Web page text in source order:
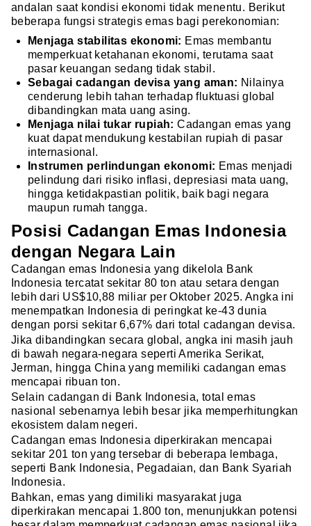
andalan saat kondisi ekonomi tidak menentu. Berikut
beberapa fungsi strategis emas bagi perekonomian:
Menjaga stabilitas ekonomi: Emas membantu
memperkuat ketahanan ekonomi, terutama saat
pasar keuangan sedang tidak stabil.
Sebagai cadangan devisa yang aman: Nilainya
cenderung lebih tahan terhadap fluktuasi global
dibandingkan mata uang asing.
Menjaga nilai tukar rupiah:Cadangan emas yang
kuat dapat mendukung kestabilan rupiah di pasar
internasional.
Instrumen perlindungan ekonomi: Emas menjadi
pelindung dari risiko inflasi, depresiasi mata uang,
hingga ketidakpastian politik, baik bagi negara
maupun rumah tangga.
Posisi Cadangan Emas Indonesia
dengan Negara Lain
Cadangan emas Indonesia yang dikelola Bank
Indonesia tercatat sekitar 80 ton atau setara dengan
lebih dari US$10,88 miliar per Oktober 2025. Angka ini
menempatkan Indonesia di peringkat ke-43 dunia
dengan porsi sekitar 6,67% dari total cadangan devisa.
Jika dibandingkan secara global, angka ini masih jauh
di bawah negara-negara seperti Amerika Serikat,
Jerman, hingga China yang memiliki cadangan emas
mencapai ribuan ton.
Selain cadangan di Bank Indonesia, total emas
nasional sebenarnya lebih besar jika memperhitungkan
ekosistem dalam negeri.
Cadangan emas Indonesia diperkirakan mencapai
sekitar 201 ton yang tersebar di beberapa lembaga,
seperti Bank Indonesia, Pegadaian, dan Bank Syariah
Indonesia.
Bahkan, emas yang dimiliki masyarakat juga
diperkirakan mencapai 1.800 ton, menunjukkan potensi